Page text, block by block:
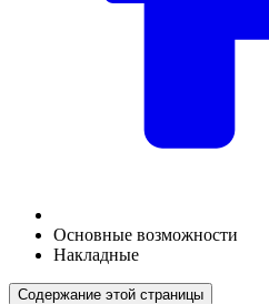
Основные возможности
Накладные
Содержание этой страницы